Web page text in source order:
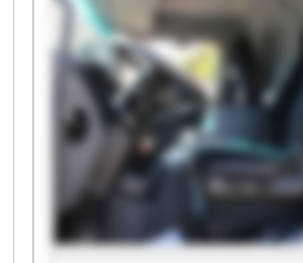
Schauer Gabelstapler GmbH
Gabelstapler GmbH Schauer
Schauer Gabelstapler GmbH
Gabelstapler GmbH Schauer
Schauer Gabelstapler GmbH
Gabelstapler GmbH Schauer
Schauer Gabelstapler GmbH
Gabelstapler GmbH